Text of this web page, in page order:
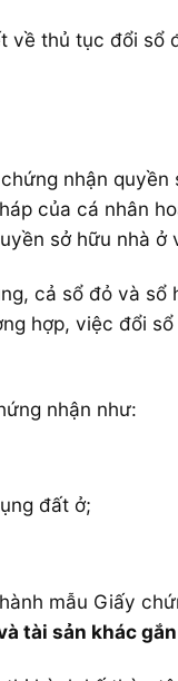
thủ tục đổi
nhận
của cá nhân
sở hữu nhà
cả sổ đỏ và
hợp, việc đổi
nhận như:
đất ở;
mẫu Giấy
tài sản khác